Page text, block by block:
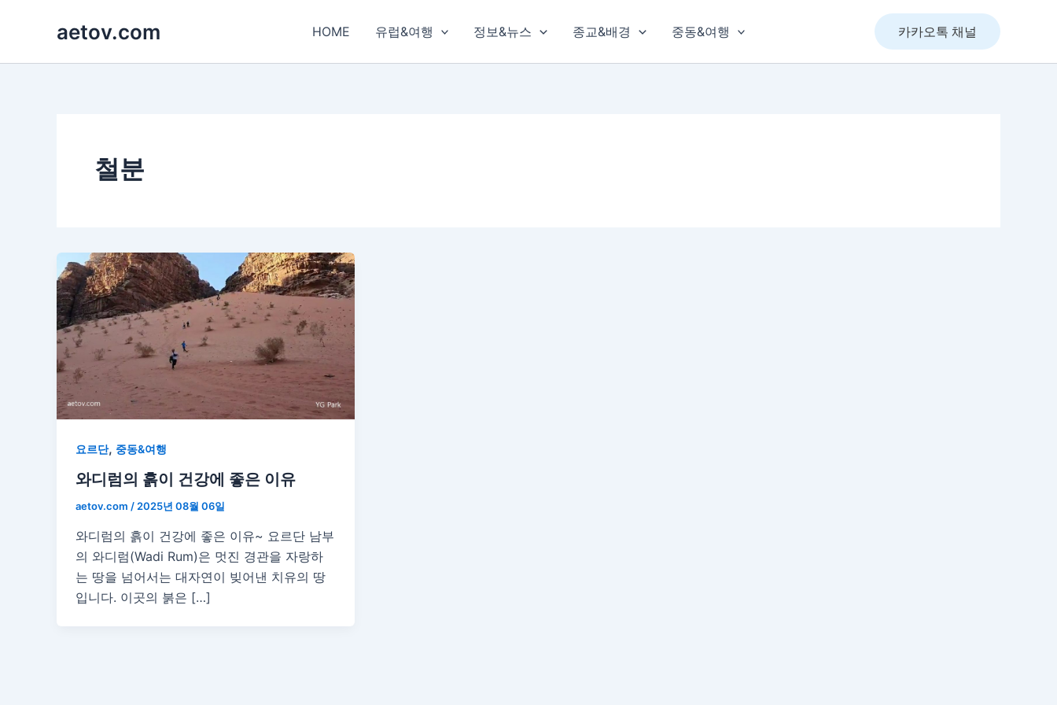
aetov.com HOME 유럽&여행 정보&뉴스 종교&배경 중동&여행 카카오톡 채널
철분
요르단, 중동&여행
와디럼의 흙이 건강에 좋은 이유
aetov.com / 2025년 08월 06일
와디럼의 흙이 건강에 좋은 이유~ 요르단 남부
의 와디럼(Wadi Rum)은 멋진 경관을 자랑하
는 땅을 넘어서는 대자연이 빚어낸 치유의 땅
입니다. 이곳의 붉은 […]